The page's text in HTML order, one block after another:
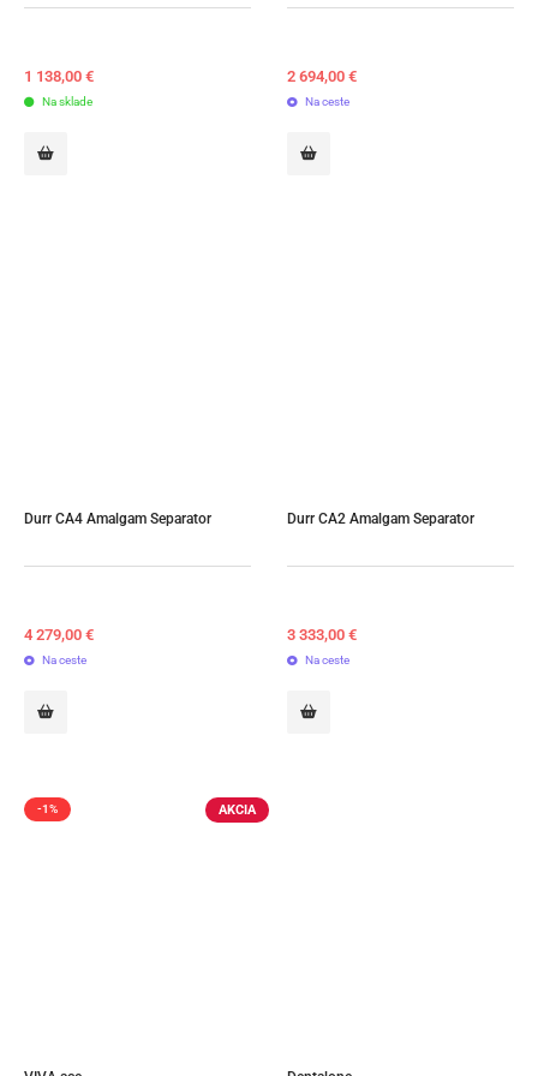
1 138,00 €
Na sklade
2 694,00 €
Na ceste
Durr CA4 Amalgam Separator
4 279,00 €
Na ceste
Durr CA2 Amalgam Separator
3 333,00 €
Na ceste
AKCIA
-1%